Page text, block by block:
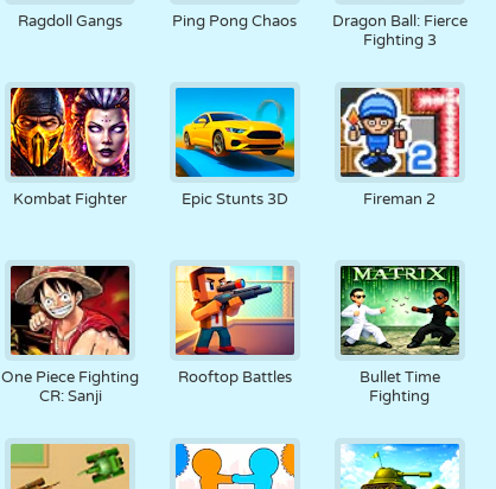
MATHS LABYRINTHE MONSTRE MOTO EN LIGNE
RÉTRO ROBOT POURSUITE ÉCOLE TIR
TENNIS MORPION ÉCRAN TACTILE TOUR CAMION
Ragdoll Gangs Ping Pong Chaos
Dragon Ball: Fierce
Fighting 3
Kombat Fighter Epic Stunts 3D Fireman 2
One Piece Fighting
CR: Sanji
Rooftop Battles
Bullet Time
Fighting